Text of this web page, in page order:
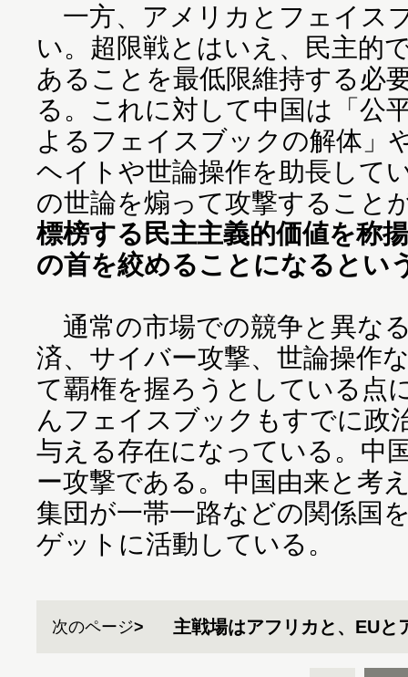
一方、アメリカとフェイス
い。超限戦とはいえ、民主的
あることを最低限維持する必
る。これに対して中国は「公
よるフェイスブックの解体」
ヘイトや世論操作を助長して
の世論を煽って攻撃すること
標榜する民主主義的価値を称
の首を絞めることになるとい
通常の市場での競争と異な
済、サイバー攻撃、世論操作
て覇権を握ろうとしている点
んフェイスブックもすでに政
与える存在になっている。中
ー攻撃である。中国由来と考
集団が一帯一路などの関係国
ゲットに活動している。
次のページ 主戦場はアフリカと、EUと